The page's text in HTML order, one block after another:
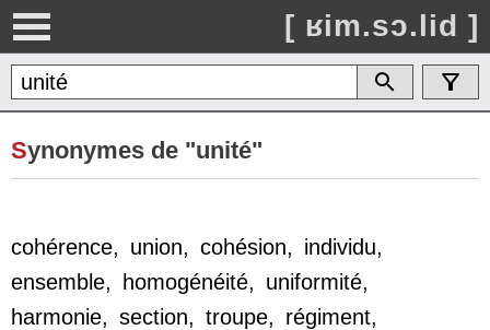
[ ʁim.sɔ.lid ]
Synonymes de "unité"
cohérence, union, cohésion, individu,
ensemble, homogénéité, uniformité,
harmonie, section, troupe, régiment,